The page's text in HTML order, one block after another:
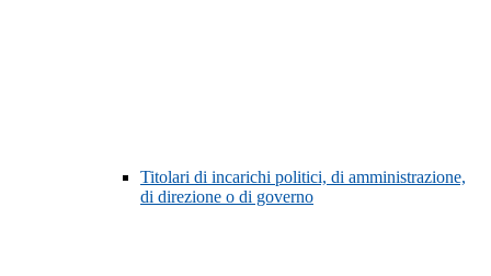
Titolari di incarichi politici, di amministrazione,
di direzione o di governo